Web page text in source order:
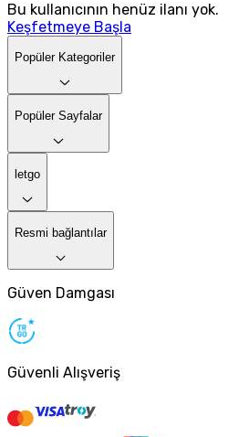
Bu kullanıcının henüz ilanı yok.
Keşfetmeye Başla
Popüler Kategoriler
Popüler Sayfalar
letgo
Resmi bağlantılar
Güven Damgası
Güvenli Alışveriş